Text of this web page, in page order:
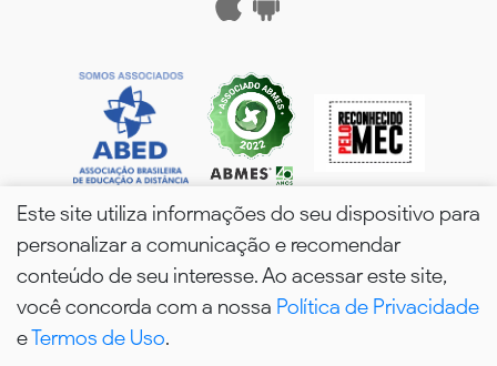
wPós - 2026. Todos os Direitos Reservados.
Este site utiliza informações do seu dispositivo para
personalizar a comunicação e recomendar
conteúdo de seu interesse. Ao acessar este site,
você concorda com a nossa Política de Privacidade
eTermos de Uso.